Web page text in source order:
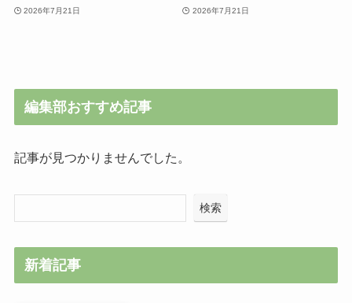
2026年7月21日 2026年7月21日
編集部おすすめ記事
記事が見つかりませんでした。
検索
新着記事